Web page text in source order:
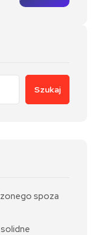
Szukaj
spoza